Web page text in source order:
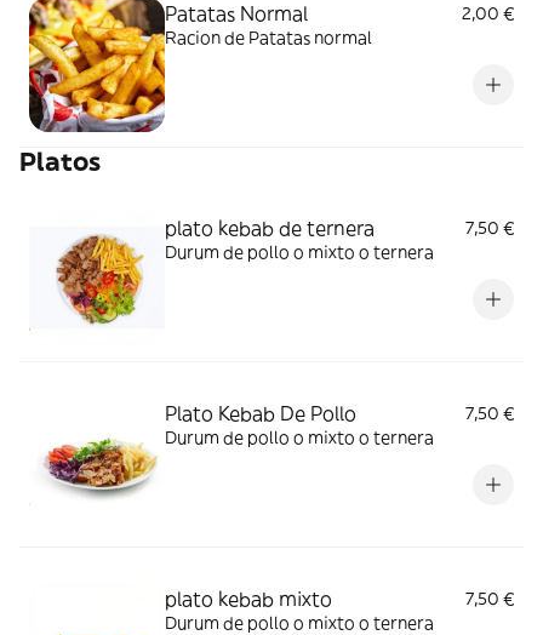
Patatas Normal
2,00 €
Racion de Patatas normal
Platos
plato kebab de ternera
7,50 €
Durum de pollo o mixto o ternera
Plato Kebab De Pollo
7,50 €
Durum de pollo o mixto o ternera
plato kebab mixto
7,50 €
Durum de pollo o mixto o ternera